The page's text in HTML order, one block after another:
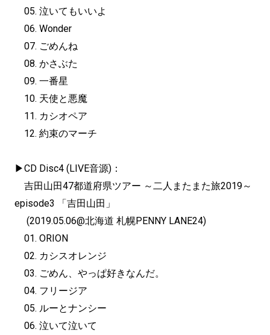
05. 泣いてもいいよ
06. Wonder
07. ごめんね
08. かさぶた
09. 一番星
10. 天使と悪魔
11. カシオペア
12. 約束のマーチ
▶︎CD Disc4 (LIVE音源)：
吉田山田47都道府県ツアー ～二人またまた旅2019～
episode3 「吉田山田」
(2019.05.06@北海道 札幌PENNY LANE24)
01. ORION
02. カシスオレンジ
03. ごめん、やっぱ好きなんだ。
04. フリージア
05. ルーとナンシー
06. 泣いて泣いて